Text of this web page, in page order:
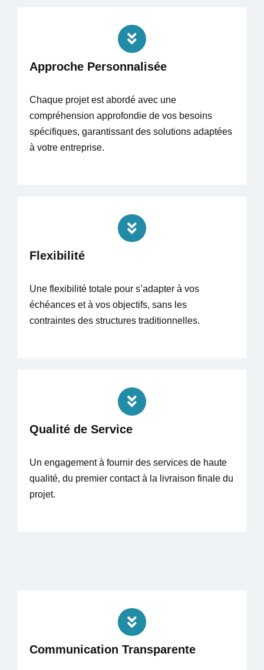
Approche Personnalisée
Chaque projet est abordé avec une
compréhension approfondie de vos besoins
spécifiques, garantissant des solutions adaptées
à votre entreprise.
Flexibilité
Une flexibilité totale pour s’adapter à vos
échéances et à vos objectifs, sans les
contraintes des structures traditionnelles.
Qualité de Service
Un engagement à fournir des services de haute
qualité, du premier contact à la livraison finale du
projet.
Communication Transparente